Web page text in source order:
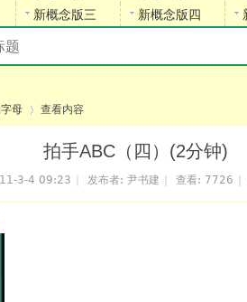
新概念版三 新概念版四
陈雷英语副网站
母 查看内容
拍手ABC（四）(2分钟)
3-4 09:23 发布者: 尹书建 查看: 7726